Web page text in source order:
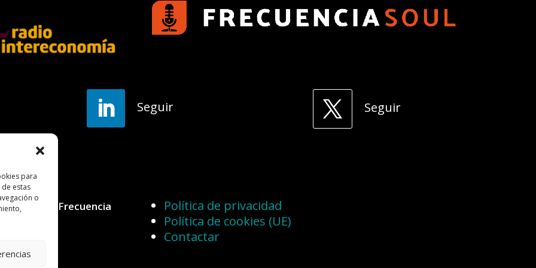
para
estas
o
Seguir Seguir
Política de privacidad
Política de cookies (UE)
Contactar